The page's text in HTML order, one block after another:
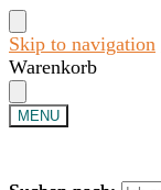
Skip to navigation
Warenkorb
MENU